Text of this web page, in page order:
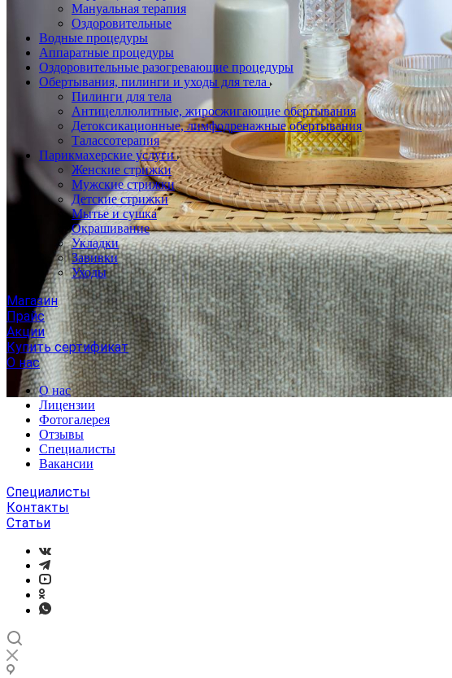
Мануальная терапия
Оздоровительные
Водные процедуры
Аппаратные процедуры
Оздоровительные разогревающие процедуры
Обертывания, пилинги и уходы для тела
Пилинги для тела
Антицеллюлитные, жиросжигающие обертывания
Детоксикационные, лимфодренажные обертывания
Талассотерапия
Парикмахерские услуги
Женские стрижки
Мужские стрижки
Детские стрижки
Мытье и сушка
Окрашивание
Укладки
Завивки
Уходы
Магазин
Прайс
Акции
Купить сертификат
О нас
О нас
Лицензии
Фотогалерея
Отзывы
Специалисты
Вакансии
Специалисты
Контакты
Статьи